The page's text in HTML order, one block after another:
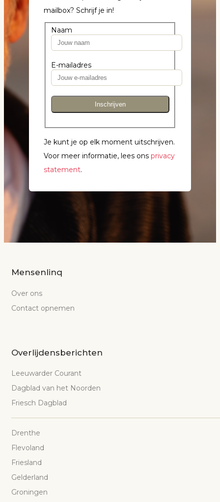
mailbox? Schrijf je in!
Naam
E-mailadres
Inschrijven
Je kunt je op elk moment uitschrijven.
Voor meer informatie, lees ons privacy
statement.
Mensenlinq
Over ons
Contact opnemen
Overlijdensberichten
Leeuwarder Courant
Dagblad van het Noorden
Friesch Dagblad
Drenthe
Flevoland
Friesland
Gelderland
Groningen